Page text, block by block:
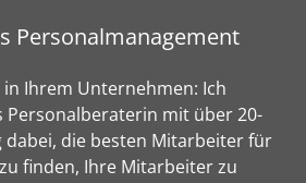
Personalmanagement
in Ihrem Unternehmen: Ich
Personalberaterin mit über 20-
dabei, die besten Mitarbeiter für
finden, Ihre Mitarbeiter zu